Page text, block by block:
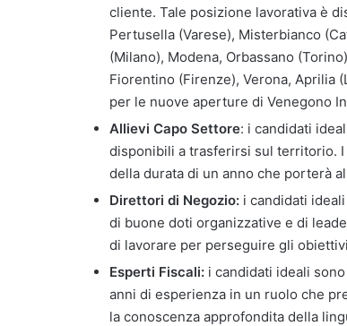
cliente. Tale posizione lavorativa è
Pertusella (Varese), Misterbianco
(Milano), Modena, Orbassano
Fiorentino (Firenze), Verona, Aprilia
per le nuove aperture di Venegono
Allievi Capo Settore: i candidati
disponibili a trasferirsi sul territorio.
della durata di un anno che porterà
Direttori di Negozio: i candidati
di buone doti organizzative e di
di lavorare per perseguire gli
Esperti Fiscali: i candidati ideali
anni di esperienza in un ruolo che
la conoscenza approfondita della